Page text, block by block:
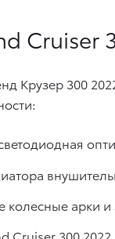
Cruiser
Крузер 300
колесные арки